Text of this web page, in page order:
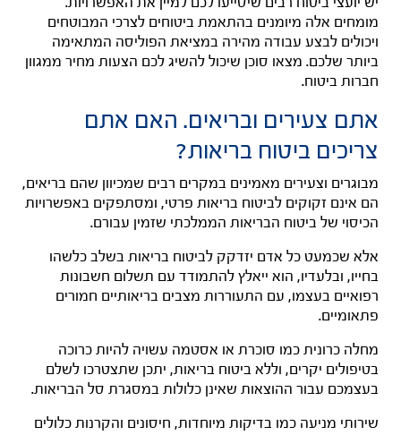
יש יועצי ביטוח רבים שיסייעו לכם למיין את האפשרויות.
מומחים אלה מיומנים בהתאמת ביטוחים לצרכי המבוטחים
ויכולים לבצע עבודה מהירה במציאת הפוליסה המתאימה
ביותר שלכם. מצאו סוכן שיכול להשיג לכם הצעות מחיר ממגוון
חברות ביטוח.
אתם צעירים ובריאים. האם אתם
צריכים ביטוח בריאות?
מבוגרים וצעירים מאמינים במקרים רבים שמכיוון שהם בריאים,
הם אינם זקוקים לביטוח בריאות פרטי, ומסתפקים באפשרויות
הכיסוי של ביטוח הבריאות הממלכתי שזמין עבורם.
אלא שכמעט כל אדם יזדקק לביטוח בריאות בשלב כלשהו
בחייו, ובלעדיו, הוא ייאלץ להתמודד עם תשלום חשבונות
רפואיים בעצמו, עם התעוררות מצבים בריאותיים חמורים
פתאומיים.
מחלה כרונית כמו סוכרת או אסטמה עשויה להיות כרוכה
בטיפולים יקרים, וללא ביטוח בריאות, יתכן שתצטרכו לשלם
בעצמכם עבור ההוצאות שאינן כלולות במסגרת סל הבריאות.
שירותי מניעה כמו בדיקות מיוחדות, חיסונים והקרנות כלולים